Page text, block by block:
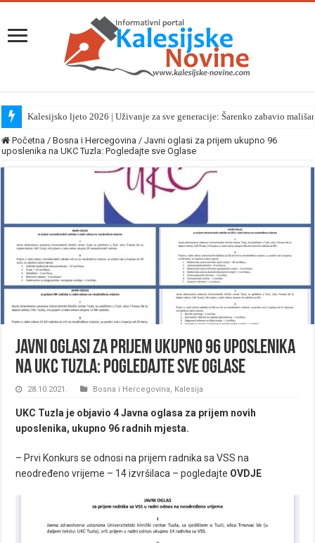
Kalesijsko ljeto 2026 | Uživanje za sve generacije: Šarenko zabavio
Početna / Bosna i Hercegovina / Javni oglasi za prijem ukupno 96
uposlenika na UKC Tuzla: Pogledajte sve Oglase
Javni oglasi za prijem ukupno 96 uposlenika
na UKC Tuzla: Pogledajte sve Oglase
28.10.2021. Bosna i Hercegovina, Kalesija
UKC Tuzla je objavio 4 Javna oglasa za prijem novih
uposlenika, ukupno 96 radnih mjesta.
– Prvi Konkurs se odnosi na prijem radnika sa VSS na
neodređeno vrijeme – 14 izvršilaca – pogledajte OVDJE